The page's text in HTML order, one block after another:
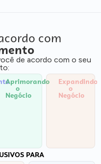
com
de acordo com o seu
Aprimorando
o
Negócio
Expandindo
o
Negócio
PARA